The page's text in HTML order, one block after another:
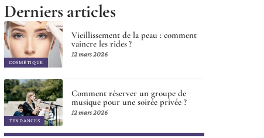
Derniers articles
COSMÉTIQUE
Vieillissement de la peau : comment
vaincre les rides ?
12 mars 2026
TENDANCES
Comment réserver un groupe de
musique pour une soirée privée ?
12 mars 2026